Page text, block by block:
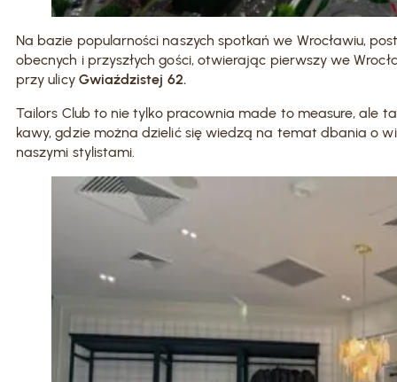
Na bazie popularności naszych spotkań we Wrocławiu,
obecnych i przyszłych gości, otwierając pierwszy we
przy ulicy Gwiaździstej 62.
Tailors Club to nie tylko pracownia made to measure, ale
kawy, gdzie można dzielić się wiedzą na temat dbania o
naszymi stylistami.